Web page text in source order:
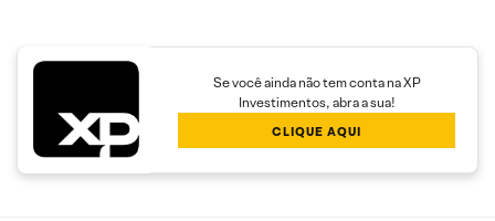
Se você ainda não tem conta na XP
Investimentos, abra a sua!
CLIQUE AQUI